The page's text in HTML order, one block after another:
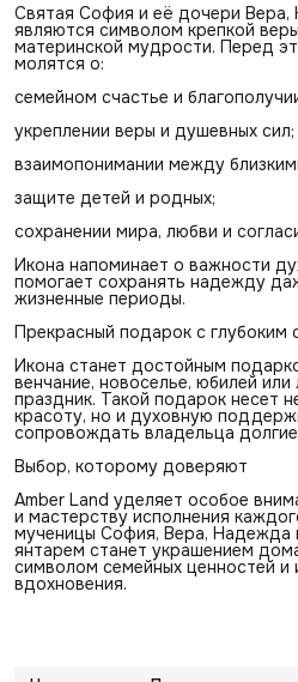
Святая София и её дочери
являются символом крепкой
материнской мудрости. Перед
молятся о:
семейном счастье и
укреплении веры и душевных сил;
взаимопонимании между
защите детей и родных;
сохранении мира, любви и
Икона напоминает о важности
помогает сохранять надежду
жизненные периоды.
Прекрасный подарок с глубоким
Икона станет достойным
венчание, новоселье, юбилей
праздник. Такой подарок несет
красоту, но и духовную
сопровождать владельца
Выбор, которому доверяют
Amber Land уделяет особое
и мастерству исполнения
мученицы София, Вера, Надежда
янтарем станет украшением
символом семейных ценностей и
вдохновения.